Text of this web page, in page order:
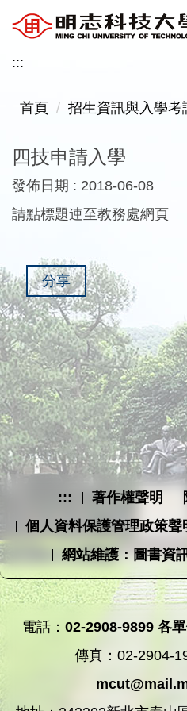
到
主
內
:::
首頁 招生資訊與入學考
四技申請入學
發佈日期 : 2018-06-08
請點標題連至教務處網頁
分享
::: 著作權聲明
個人資料保護管理政策聲
網站維護：圖書資
電話： 02-2908-9899 各
傳真：02-2904-